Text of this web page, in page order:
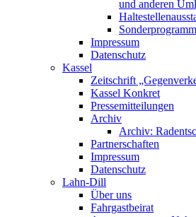
und anderen
Impressum
Datenschutz
Kassel
Zeitschrift
Kassel Konkret
Pressemitteilungen
Archiv
Archiv:
Partnerschaften
Impressum
Datenschutz
Lahn-Dill
Über uns
Fahrgastbeirat